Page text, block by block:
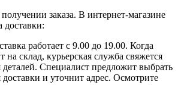
заказа. В интернет-магазине
доставки:
работает с 9.00 до 19.00. Когда
на склад, курьерская служба свяжется
деталей. Специалист предложит выбрать
доставки и уточнит адрес. Осмотрите